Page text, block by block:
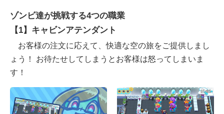
ゾンビ達が挑戦する4つの職業
【1】キャビンアテンダント
お客様の注文に応えて、快適な空の旅をご提供しまし
ょう！ お待たせしてしまうとお客様は怒ってしまいま
す！